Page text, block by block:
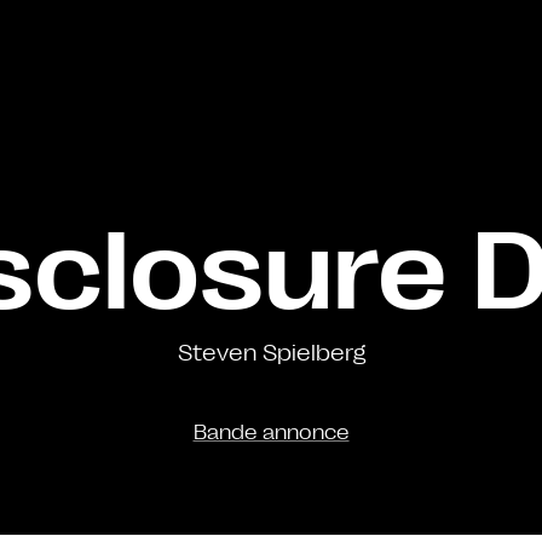
Steven Spielberg
Bande annonce